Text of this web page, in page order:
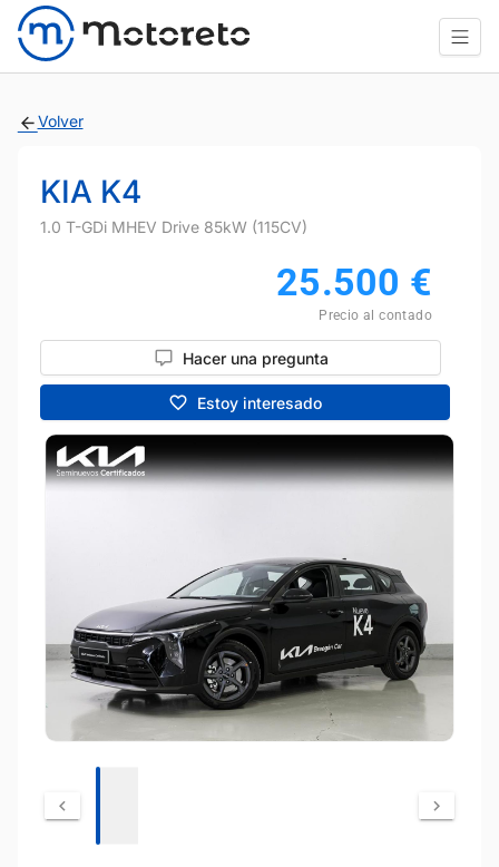
Volver
KIA K4
1.0 T-GDi MHEV Drive 85kW (115CV)
25.500 €
Precio al contado
Hacer una pregunta
Estoy interesado